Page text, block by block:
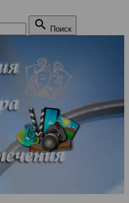
 Поиск